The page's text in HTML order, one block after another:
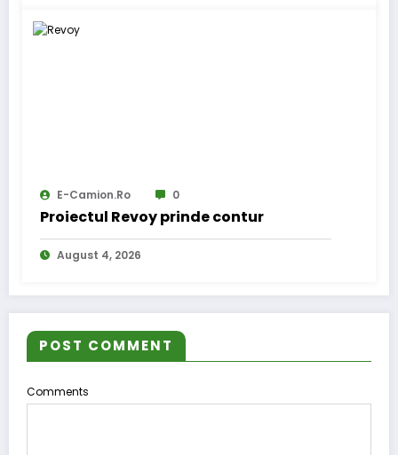
E-Camion.ro 0
Proiectul Revoy prinde contur
August 4, 2026
POST COMMENT
Comments